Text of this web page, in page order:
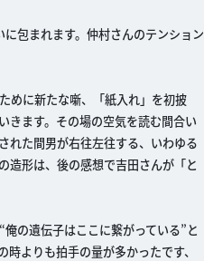
包まれます。仲村さんのテンション
めに新たな噺、「紙入れ」を初披
きます。その場の空気を読む間合い
れた間男が右往左往する、いわゆる
造形は、後の感想で吉田さんが「と
の遺伝子はここに繋がっている”と
よりも拍手の量が多かったです、